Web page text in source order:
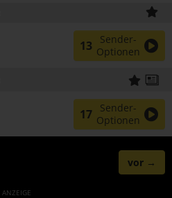
13
Sender-
Optionen
17
Sender-
Optionen
vor →
ANZEIGE